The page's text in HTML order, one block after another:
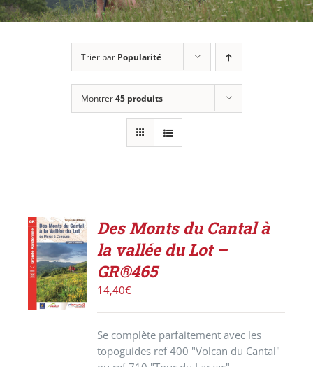
Trier par Popularité
Montrer45 produits
ACHETER
LE
PRODUIT
/
DÉTAILS
Des Monts du Cantal à
la vallée du Lot –
GR®465
14,40€
Se complète parfaitement avec les
topoguides ref 400 "Volcan du Cantal"